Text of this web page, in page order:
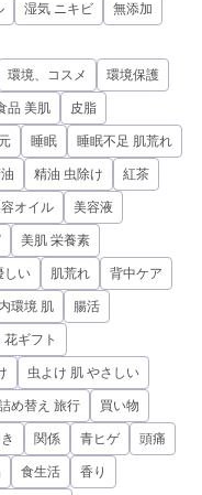
湿気 ニキビ 無添加
環境、コスメ 環境保護
品 美肌 皮脂
睡眠 睡眠不足 肌荒れ
精油 虫除け 紅茶
オイル 美容液
美肌 栄養素
しい 肌荒れ 背中ケア
環境 肌 腸活
花ギフト
虫よけ 肌 やさしい
め替え 旅行 買い物
関係 青ヒゲ 頭痛
食生活 香り